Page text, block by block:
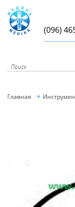
(096)
Главная